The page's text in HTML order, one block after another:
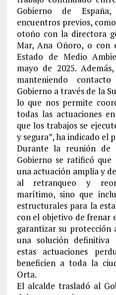
Gobierno de
encuentros previos,
otoño con la directora
Mar, Ana Oñoro, o con
Estado de Medio
mayo de 2025.
manteniendo
Gobierno a través de la
lo que nos permite
todas las actuaciones
que los trabajos se
y segura”, ha indicado el
Durante la reunión de
Gobierno se ratificó
una actuación amplia y
al retranqueo y
marítimo, sino que
estructurales para la
con el objetivo de frenar
garantizar su protección
una solución definitiva
estas actuaciones
beneficien a toda la
Orta.
El alcalde trasladó al